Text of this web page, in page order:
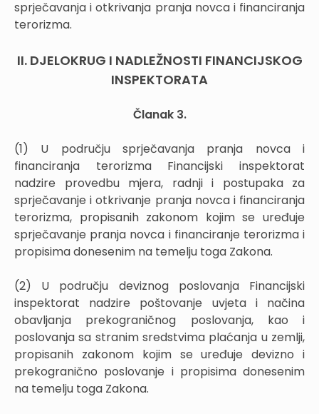
sprječavanja i otkrivanja pranja novca i financiranja
terorizma.
II. DJELOKRUG I NADLEŽNOSTI FINANCIJSKOG
INSPEKTORATA
Članak 3.
(1) U području sprječavanja pranja novca i
financiranja terorizma Financijski inspektorat
nadzire provedbu mjera, radnji i postupaka za
sprječavanje i otkrivanje pranja novca i financiranja
terorizma, propisanih zakonom kojim se uređuje
sprječavanje pranja novca i financiranje terorizma i
propisima donesenim na temelju toga Zakona.
(2) U području deviznog poslovanja Financijski
inspektorat nadzire poštovanje uvjeta i načina
obavljanja prekograničnog poslovanja, kao i
poslovanja sa stranim sredstvima plaćanja u zemlji,
propisanih zakonom kojim se uređuje devizno i
prekogranično poslovanje i propisima donesenim
na temelju toga Zakona.